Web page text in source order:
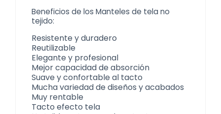
Beneficios de los Manteles de tela no
tejido:
Resistente y duradero
Reutilizable
Elegante y profesional
Mejor capacidad de absorción
Suave y confortable al tacto
Mucha variedad de diseños y acabados
Muy rentable
Tacto efecto tela